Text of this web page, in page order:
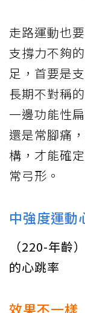
走路運動也
支撐力不夠
足，首要是
長期不對稱
一邊功能性
還是常腳痛
構，才能確
常弓形。
中強度運動
（220-年齡
的心跳率
效果不一樣